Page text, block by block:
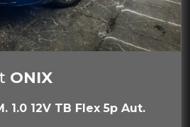
ONIX
1.0 12V TB Flex 5p Aut.